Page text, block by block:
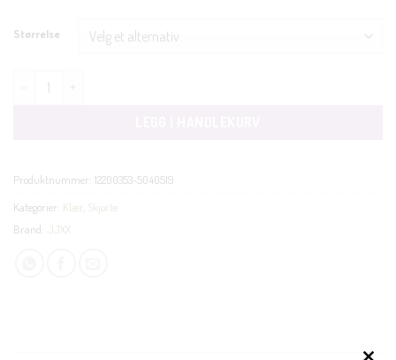
Størrelse
Jamie relaxed poplin skjorte rosa antall
Produktnummer: 12200353-5040519
Kategorier: Klær Skjorte
Brand:
JJXX